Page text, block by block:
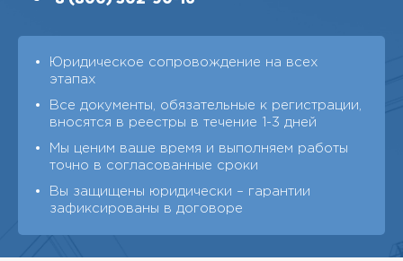
Юридическое сопровождение на всех
этапах
Все документы, обязательные к регистрации,
вносятся в реестры в течение 1-3 дней
Мы ценим ваше время и выполняем работы
точно в согласованные сроки
Вы защищены юридически – гарантии
зафиксированы в договоре